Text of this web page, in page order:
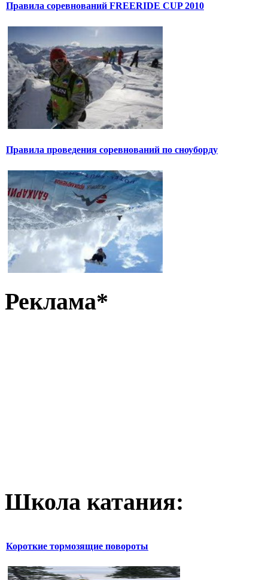
Правила соревнований FREERIDE CUP 2010
Правила проведения соревнований по сноуборду
Реклама*
Школа катания:
Короткие тормозящие повороты